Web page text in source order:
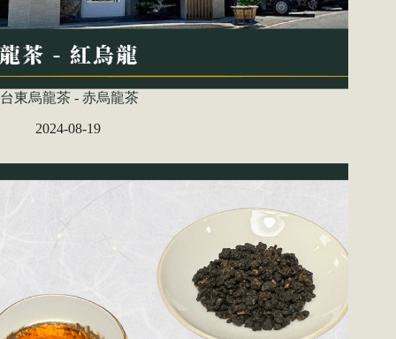
台東烏龍茶 - 赤烏龍茶
2024-08-19